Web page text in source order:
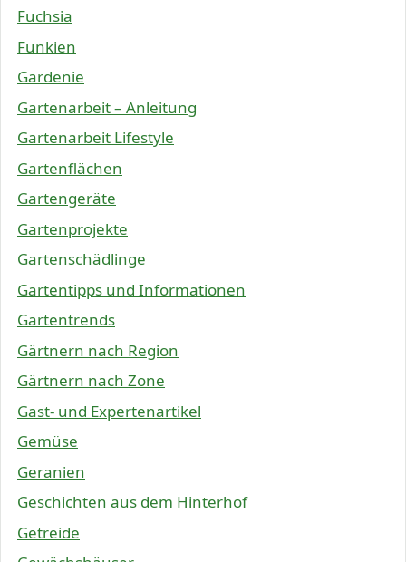
Fuchsia
Funkien
Gardenie
Gartenarbeit – Anleitung
Gartenarbeit Lifestyle
Gartenflächen
Gartengeräte
Gartenprojekte
Gartenschädlinge
Gartentipps und Informationen
Gartentrends
Gärtnern nach Region
Gärtnern nach Zone
Gast- und Expertenartikel
Gemüse
Geranien
Geschichten aus dem Hinterhof
Getreide